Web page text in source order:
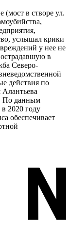
(мост в створе ул.
услышал крики
у нее не
в
Северо-
действия по
По данным
2020 году
обеспечивает